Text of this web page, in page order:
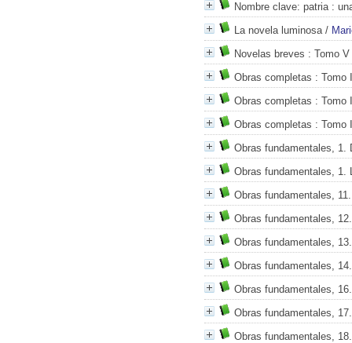
Nombre clave: patria:
La novela luminosa/
Novelas breves : Tomo V
Obras completas : Tomo I
Obras completas : Tomo
Obras completas : Tomo
Obras fundamentales, 1.
Obras fundamentales, 1.
Obras fundamentales,
Obras fundamentales,
Obras fundamentales,
Obras fundamentales,
Obras fundamentales,
Obras fundamentales,
Obras fundamentales,